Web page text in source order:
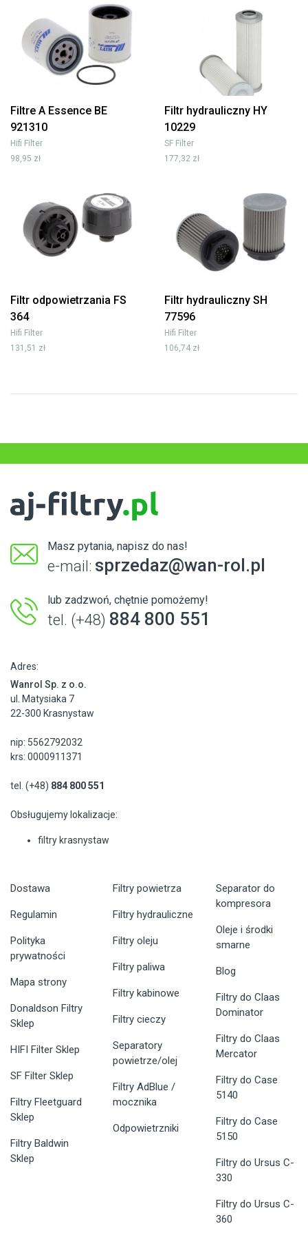
Filtre A Essence BE
921310
Hifi Filter
98,95 zł
Filtr hydrauliczny HY
10229
SF Filter
177,32 zł
Filtr odpowietrzania FS
364
Hifi Filter
131,51 zł
Filtr hydrauliczny SH
77596
Hifi Filter
106,74 zł
Masz pytania, napisz do nas!
e-mail: sprzedaz@wan-rol.pl
lub zadzwoń, chętnie pomożemy!
tel. (+48) 884 800 551
Adres:
Wanrol Sp. z o.o.
ul. Matysiaka 7
22-300 Krasnystaw
nip: 5562792032
krs: 0000911371
tel. (+48) 884 800 551
Obsługujemy lokalizacje:
filtry krasnystaw
Dostawa
Regulamin
Polityka
prywatności
Mapa strony
Donaldson Filtry
Sklep
HIFI Filter Sklep
SF Filter Sklep
Filtry Fleetguard
Sklep
Filtry Baldwin
Sklep
Filtry powietrza
Filtry hydrauliczne
Filtry oleju
Filtry paliwa
Filtry kabinowe
Filtry cieczy
Separatory
powietrze/olej
Filtry AdBlue /
mocznika
Odpowietrzniki
Separator do
kompresora
Oleje i środki
smarne
Blog
Filtry do Claas
Dominator
Filtry do Claas
Mercator
Filtry do Case
5140
Filtry do Case
5150
Filtry do Ursus C-
330
Filtry do Ursus C-
360